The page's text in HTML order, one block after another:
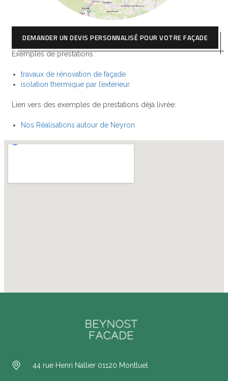
DEMANDER UN DEVIS PERSONNALISÉ POUR VOTRE FAÇADE
Exemples de prestations :
travaux de rénovation de façade
isolation thermique par l’extérieur
Lien vers des exemples de prestations déjà livrée:
Nos Réalisations autour de Neyron
44 rue Henri Nallier 01120 Montluel